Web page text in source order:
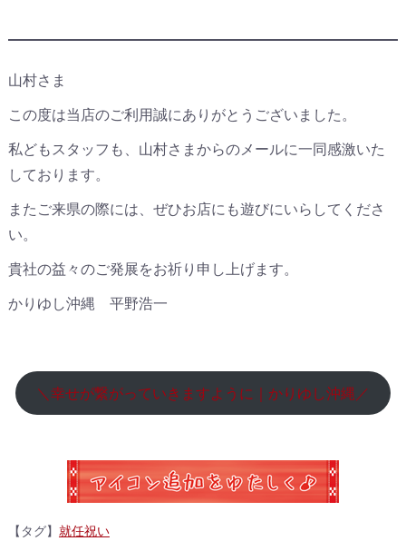
山村さま
この度は当店のご利用誠にありがとうございました。
私どもスタッフも、山村さまからのメールに一同感激いた
しております。
またご来県の際には、ぜひお店にも遊びにいらしてくださ
い。
貴社の益々のご発展をお祈り申し上げます。
かりゆし沖縄 平野浩一
＼幸せが繋がっていきますように｜かりゆし沖縄／
【タグ】 就任祝い